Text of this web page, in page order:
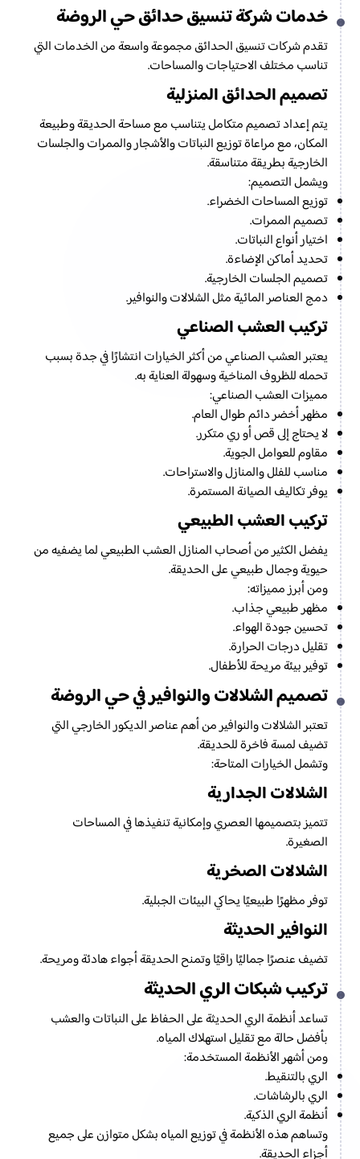
خدمات شركة تنسيق حدائق حي الروضة
تقدم شركات تنسيق الحدائق مجموعة واسعة من الخدمات التي
تناسب مختلف الاحتياجات والمساحات.
تصميم الحدائق المنزلية
يتم إعداد تصميم متكامل يتناسب مع مساحة الحديقة وطبيعة
المكان، مع مراعاة توزيع النباتات والأشجار والممرات والجلسات
الخارجية بطريقة متناسقة.
ويشمل التصميم:
توزيع المساحات الخضراء.
تصميم الممرات.
اختيار أنواع النباتات.
تحديد أماكن الإضاءة.
تصميم الجلسات الخارجية.
دمج العناصر المائية مثل الشلالات والنوافير.
تركيب العشب الصناعي
يعتبر العشب الصناعي من أكثر الخيارات انتشارًا في جدة بسبب
تحمله للظروف المناخية وسهولة العناية به.
مميزات العشب الصناعي:
مظهر أخضر دائم طوال العام.
لا يحتاج إلى قص أو ري متكرر.
مقاوم للعوامل الجوية.
مناسب للفلل والمنازل والاستراحات.
يوفر تكاليف الصيانة المستمرة.
تركيب العشب الطبيعي
يفضل الكثير من أصحاب المنازل العشب الطبيعي لما يضفيه من
حيوية وجمال طبيعي على الحديقة.
ومن أبرز مميزاته:
مظهر طبيعي جذاب.
تحسين جودة الهواء.
تقليل درجات الحرارة.
توفير بيئة مريحة للأطفال.
تصميم الشلالات والنوافير في حي الروضة
تعتبر الشلالات والنوافير من أهم عناصر الديكور الخارجي التي
تضيف لمسة فاخرة للحديقة.
وتشمل الخيارات المتاحة:
الشلالات الجدارية
تتميز بتصميمها العصري وإمكانية تنفيذها في المساحات
الصغيرة.
الشلالات الصخرية
توفر مظهرًا طبيعيًا يحاكي البيئات الجبلية.
النوافير الحديثة
تضيف عنصرًا جماليًا راقيًا وتمنح الحديقة أجواء هادئة ومريحة.
تركيب شبكات الري الحديثة
تساعد أنظمة الري الحديثة على الحفاظ على النباتات والعشب
بأفضل حالة مع تقليل استهلاك المياه.
ومن أشهر الأنظمة المستخدمة:
الري بالتنقيط.
الري بالرشاشات.
أنظمة الري الذكية.
وتساهم هذه الأنظمة في توزيع المياه بشكل متوازن على جميع